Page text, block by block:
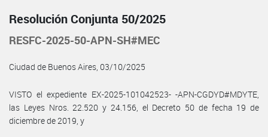
Resolución Conjunta 50/2025
RESFC-2025-50-APN-SH#MEC
Ciudad de Buenos Aires, 03/10/2025
VISTO el expediente EX-2025-101042523- -APN-CGDYD#MDYTE,
las Leyes Nros. 22.520 y 24.156, el Decreto 50 de fecha 19 de
diciembre de 2019, y